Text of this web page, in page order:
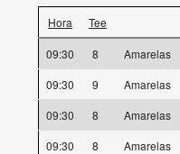
Hora Tee
09:30 8
Amarelas
09:30
9
Amarelas
09:30
8
Amarelas
09:30
8
Amarelas